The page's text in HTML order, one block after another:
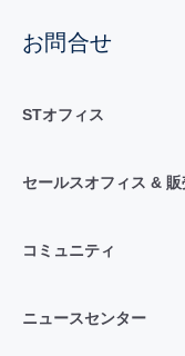
お問合せ
STオフィス
セールスオフィス &
コミュニティ
ニュースセンター